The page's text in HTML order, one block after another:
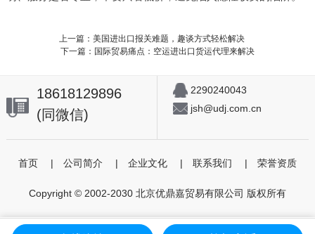
上一篇：美国进出口报关难题，趣谈方式轻松解决
下一篇：国际贸易痛点：空运进出口货运代理来解决
18618129896
(同微信)
2290240043
jsh@udj.com.cn
首页 | 公司简介 | 企业文化 | 联系我们 | 荣誉资质
Copyright © 2002-2030 北京优鼎嘉贸易有限公司 版权所有